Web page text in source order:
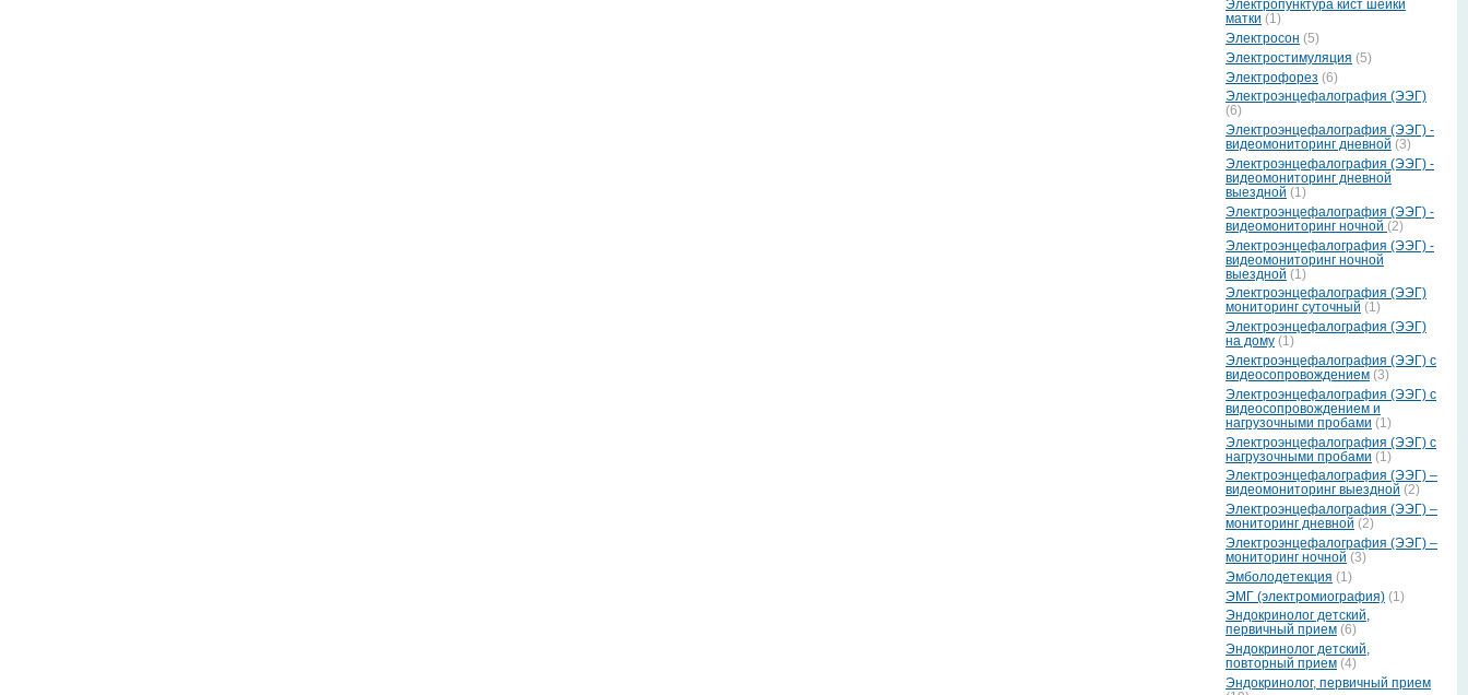
Электропунктура кист шейки
матки (1)
Электросон (5)
Электростимуляция (5)
Электрофорез (6)
Электроэнцефалография (ЭЭГ)
(6)
Электроэнцефалография (ЭЭГ) -
видеомониторинг дневной (3)
Электроэнцефалография (ЭЭГ) -
видеомониторинг дневной
выездной (1)
Электроэнцефалография (ЭЭГ) -
видеомониторинг ночной (2)
Электроэнцефалография (ЭЭГ) -
видеомониторинг ночной
выездной (1)
Электроэнцефалография (ЭЭГ)
мониторинг суточный (1)
Электроэнцефалография (ЭЭГ)
на дому (1)
Электроэнцефалография (ЭЭГ) с
видеосопровождением (3)
Электроэнцефалография (ЭЭГ) с
видеосопровождением и
нагрузочными пробами (1)
Электроэнцефалография (ЭЭГ) с
нагрузочными пробами (1)
Электроэнцефалография (ЭЭГ) –
видеомониторинг выездной (2)
Электроэнцефалография (ЭЭГ) –
мониторинг дневной (2)
Электроэнцефалография (ЭЭГ) –
мониторинг ночной (3)
Эмболодетекция (1)
ЭМГ (электромиография) (1)
Эндокринолог детский,
первичный прием (6)
Эндокринолог детский,
повторный прием (4)
Эндокринолог, первичный прием